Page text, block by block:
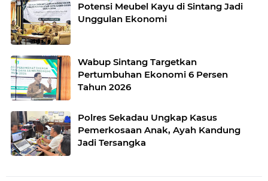
Potensi Meubel Kayu di Sintang Jadi
Unggulan Ekonomi
Wabup Sintang Targetkan
Pertumbuhan Ekonomi 6 Persen
Tahun 2026
Polres Sekadau Ungkap Kasus
Pemerkosaan Anak, Ayah Kandung
Jadi Tersangka